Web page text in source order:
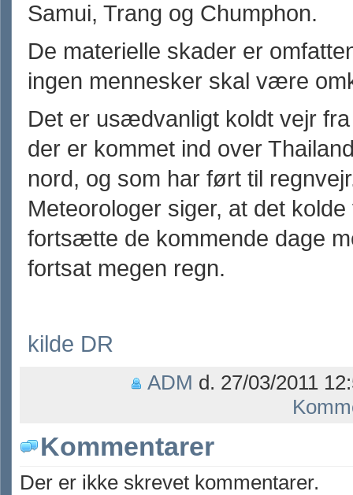
Samui, Trang og Chumphon.
De materielle skader er
ingen mennesker skal være
Det er usædvanligt koldt vejr
der er kommet ind over
nord, og som har ført til
Meteorologer siger, at det kolde
fortsætte de kommende dage
fortsat megen regn.
kilde DR
ADM d. 27/03/2011
Kommentarer
Der er ikke skrevet kommentarer.